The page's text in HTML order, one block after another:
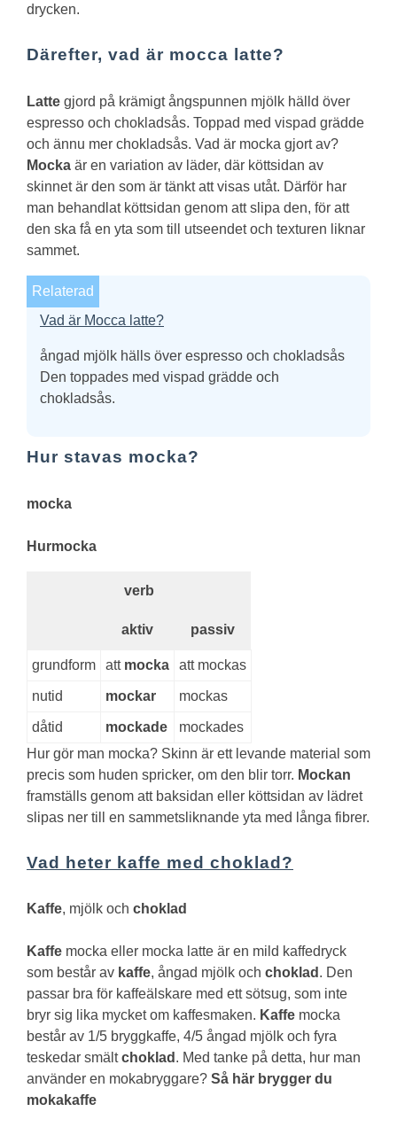
drycken.
Därefter, vad är mocca latte?
Latte gjord på krämigt ångspunnen mjölk hälld över
espresso och chokladsås. Toppad med vispad grädde
och ännu mer chokladsås. Vad är mocka gjort av?
Mocka är en variation av läder, där köttsidan av
skinnet är den som är tänkt att visas utåt. Därför har
man behandlat köttsidan genom att slipa den, för att
den ska få en yta som till utseendet och texturen liknar
sammet.
Relaterad
Vad är Mocca latte?
ångad mjölk hälls över espresso och chokladsås
Den toppades med vispad grädde och
chokladsås.
Hur stavas mocka?
mocka
Hurmocka
verb
aktiv passiv
grundform att mocka att mockas
nutid mockar mockas
dåtid mockade
mockades
Hur gör man mocka? Skinn är ett levande material som
precis som huden spricker, om den blir torr. Mockan
framställs genom att baksidan eller köttsidan av lädret
slipas ner till en sammetsliknande yta med långa fibrer.
Vad heter kaffe med choklad?
Kaffe, mjölk och choklad
Kaffe mocka eller mocka latte är en mild kaffedryck
som består av kaffe, ångad mjölk och choklad . Den
passar bra för kaffeälskare med ett sötsug, som inte
bryr sig lika mycket om kaffesmaken. Kaffe mocka
består av 1/5 bryggkaffe, 4/5 ångad mjölk och fyra
teskedar smältchoklad . Med tanke på detta, hur man
använder en mokabryggare? Så här brygger du
mokakaffe